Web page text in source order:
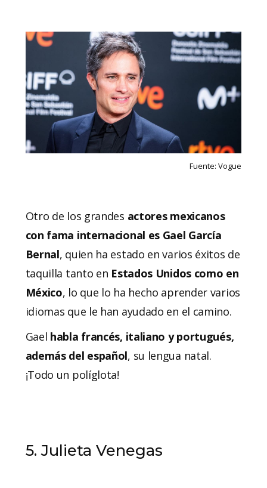
Fuente: Vogue
Otro de los grandes actores mexicanos
con fama internacional es Gael García
Bernal, quien ha estado en varios éxitos de
taquilla tanto en Estados Unidos como en
México, lo que lo ha hecho aprender varios
idiomas que le han ayudado en el camino.
Gael habla francés, italiano y portugués,
además del español, su lengua natal.
¡Todo un políglota!
5. Julieta Venegas